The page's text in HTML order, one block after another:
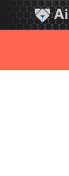
r
g